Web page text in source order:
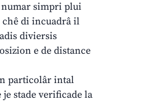
numar simpri plui
chê di incuadrâ il
diviersis
e de distance
particolâr intal
stade verificade la